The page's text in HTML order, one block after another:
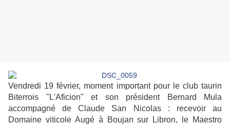
Vendredi 19 février, moment important pour le club taurin
Biterrois "L'Aficion" et son président Bernard Mula
accompagné de Claude San Nicolas : recevoir au
Domaine viticole Augé à Boujan sur Libron, le Maestro